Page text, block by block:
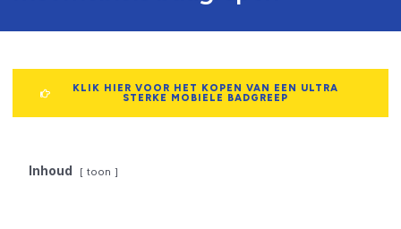
KLIK HIER VOOR HET KOPEN VAN EEN ULTRA
STERKE MOBIELE BADGREEP
Inhoud toon